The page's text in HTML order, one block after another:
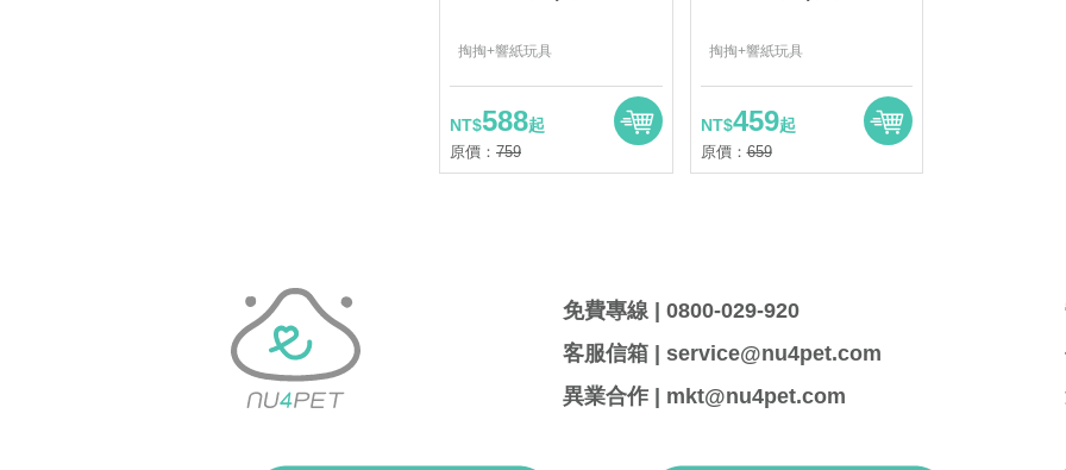
掏掏+響紙玩具
NT$588起
原價： 759
掏掏+響紙玩具
NT$459起
原價：659
免費專線 | 0800-029-920
客服信箱 | service@nu4pet.com
異業合作 | mkt@nu4pet.com